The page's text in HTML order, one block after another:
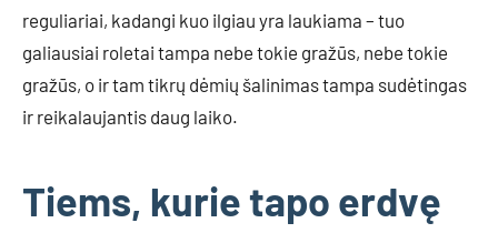
reguliariai, kadangi kuo ilgiau yra laukiama – tuo
galiausiai roletai tampa nebe tokie gražūs, nebe tokie
gražūs, o ir tam tikrų dėmių šalinimas tampa sudėtingas
ir reikalaujantis daug laiko.
Tiems, kurie tapo erdvę